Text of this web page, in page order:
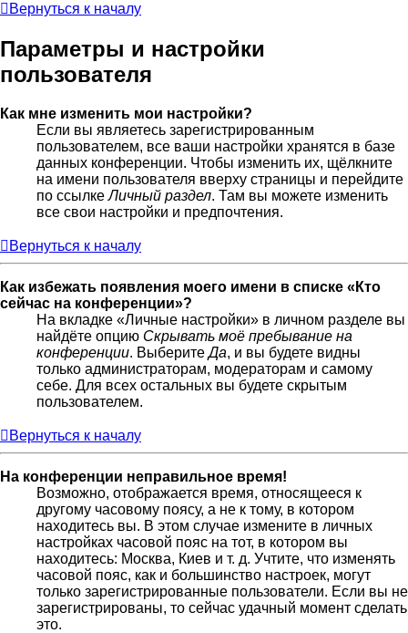
Вернуться к началу
Параметры и настройки
пользователя
Как мне изменить мои настройки?
Если вы являетесь зарегистрированным
пользователем, все ваши настройки хранятся в базе
данных конференции. Чтобы изменить их, щёлкните
на имени пользователя вверху страницы и перейдите
по ссылкеЛичный раздел. Там вы можете изменить
все свои настройки и предпочтения.
Вернуться к началу
Как избежать появления моего имени в списке «Кто
сейчас на конференции»?
На вкладке «Личные настройки» в личном разделе вы
найдёте опцию Скрывать моё пребывание на
конференции. ВыберитеДа, и вы будете видны
только администраторам, модераторам и самому
себе. Для всех остальных вы будете скрытым
пользователем.
Вернуться к началу
На конференции неправильное время!
Возможно, отображается время, относящееся к
другому часовому поясу, а не к тому, в котором
находитесь вы. В этом случае измените в личных
настройках часовой пояс на тот, в котором вы
находитесь: Москва, Киев и т. д. Учтите, что изменять
часовой пояс, как и большинство настроек, могут
только зарегистрированные пользователи. Если вы не
зарегистрированы, то сейчас удачный момент сделать
это.